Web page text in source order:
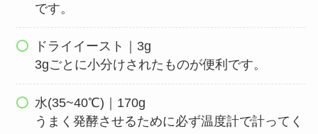
です。
ドライイースト｜3g
3gごとに小分けされたものが便利です。
水(35~40℃)｜170g
うまく発酵させるために必ず温度計で計ってく